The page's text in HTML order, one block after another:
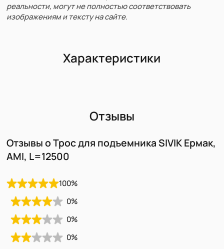
реальности, могут не полностью соответствовать
изображениям и тексту на сайте.
Характеристики
Отзывы
Отзывы о Трос для подъемника SIVIK Ермак,
AMI, L=12500
100%
0%
0%
0%